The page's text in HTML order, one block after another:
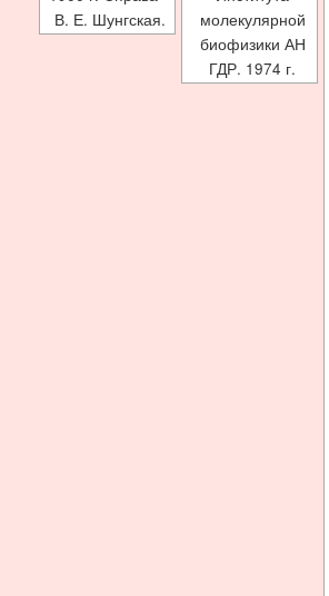
В. Е. Шунгская.
молекулярной
биофизики АН
ГДР. 1974 г.